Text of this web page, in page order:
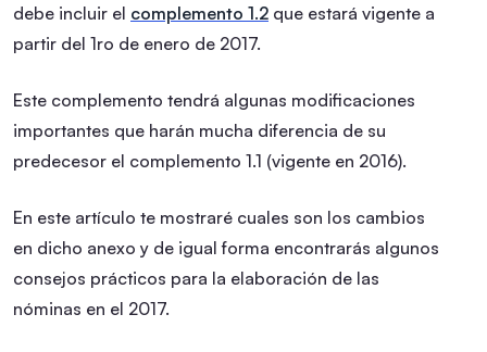
debe incluir el complemento 1.2 que estará vigente a
partir del 1ro de enero de 2017.
Este complemento tendrá algunas modificaciones
importantes que harán mucha diferencia de su
predecesor el complemento 1.1 (vigente en 2016).
En este artículo te mostraré cuales son los cambios
en dicho anexo y de igual forma encontrarás algunos
consejos prácticos para la elaboración de las
nóminas en el 2017.